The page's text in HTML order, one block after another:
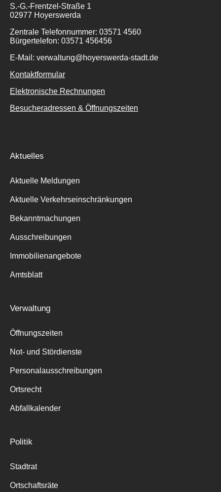
Suche
S.-G.-Frentzel-Straße 1
02977 Hoyerswerda
Zentrale Telefonnummer: 03571 4560
Bürgertelefon: 03571 456456
E-Mail: verwaltung@hoyerswerda-stadt.de
Kontaktformular
Elektronische Rechnungen
Besucheradressen & Öffnungszeiten
Aktuelles
Aktuelle Meldungen
Aktuelle Verkehrseinschränkungen
Bekanntmachungen
Ausschreibungen
Immobilienangebote
Amtsblatt
Verwaltung
Öffnungszeiten
Not- und Stördienste
Personalausschreibungen
Ortsrecht
Abfallkalender
Politik
Stadtrat
Ortschaftsräte